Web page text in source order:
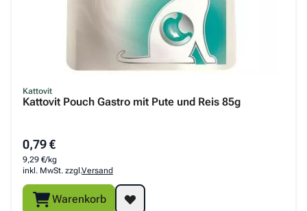
Kattovit
Kattovit Pouch Gastro mit Pute und Reis 85g
0,79 €
9,29 €/kg
inkl. MwSt. zzgl.Versand
Warenkorb